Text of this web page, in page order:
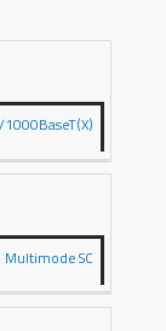
Multimode SC